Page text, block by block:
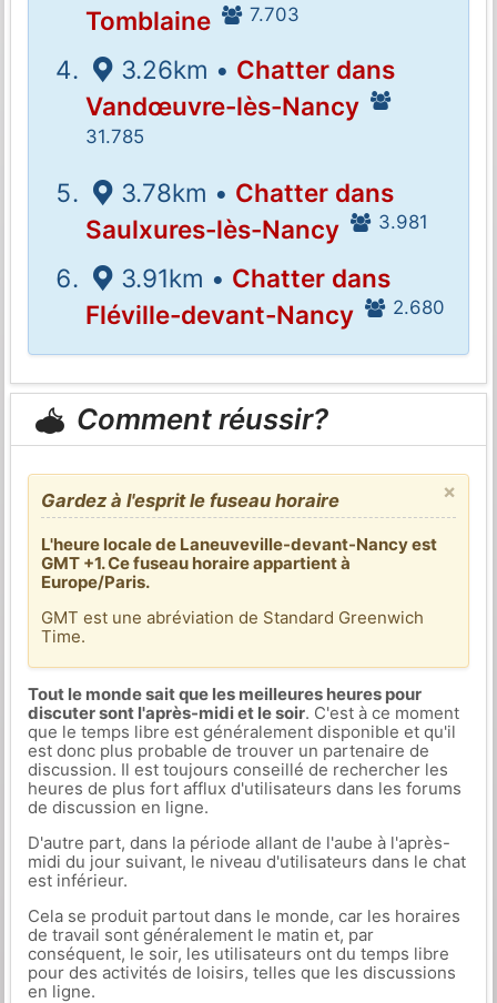
Tomblaine
7.703
3.26km • Chatter dans
Vandœuvre-lès-Nancy
31.785
3.78km • Chatter dans
Saulxures-lès-Nancy
3.981
3.91km • Chatter dans
Fléville-devant-Nancy
2.680
Comment réussir?
×
Gardez à l'esprit le fuseau horaire
L'heure locale de Laneuveville-devant-Nancy est
GMT +1. Ce fuseau horaire appartient à
Europe/Paris.
GMT est une abréviation de Standard Greenwich
Time.
Tout le monde sait que les meilleures heures pour
discuter sont l'après-midi et le soir. C'est à ce moment
que le temps libre est généralement disponible et qu'il
est donc plus probable de trouver un partenaire de
discussion. Il est toujours conseillé de rechercher les
heures de plus fort afflux d'utilisateurs dans les forums
de discussion en ligne.
D'autre part, dans la période allant de l'aube à l'après-
midi du jour suivant, le niveau d'utilisateurs dans le chat
est inférieur.
Cela se produit partout dans le monde, car les horaires
de travail sont généralement le matin et, par
conséquent, le soir, les utilisateurs ont du temps libre
pour des activités de loisirs, telles que les discussions
en ligne.